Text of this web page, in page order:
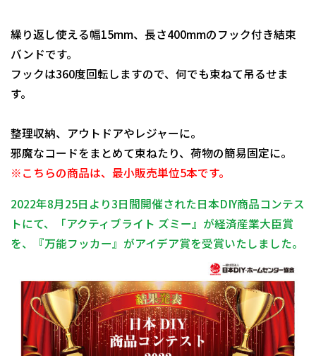
繰り返し使える幅15mm、長さ400mmのフック付き結束
バンドです。
フックは360度回転しますので、何でも束ねて吊るせま
す。
整理収納、アウトドアやレジャーに。
邪魔なコードをまとめて束ねたり、荷物の簡易固定に。
※こちらの商品は、最小販売単位5本です。
2022年8月25日より3日間開催された日本DIY商品コンテス
トにて、「アクティブライト ズミー』が経済産業大臣賞
を、『万能フッカー』がアイデア賞を受賞いたしました。